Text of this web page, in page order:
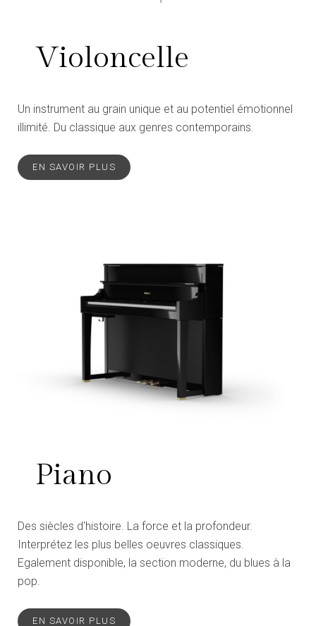
Violoncelle
Un instrument au grain unique et au potentiel émotionnel
illimité. Du classique aux genres contemporains.
EN SAVOIR PLUS
Piano
Des siècles d'histoire. La force et la profondeur.
Interprétez les plus belles oeuvres classiques.
Egalement disponible, la section moderne, du blues à la
pop.
EN SAVOIR PLUS